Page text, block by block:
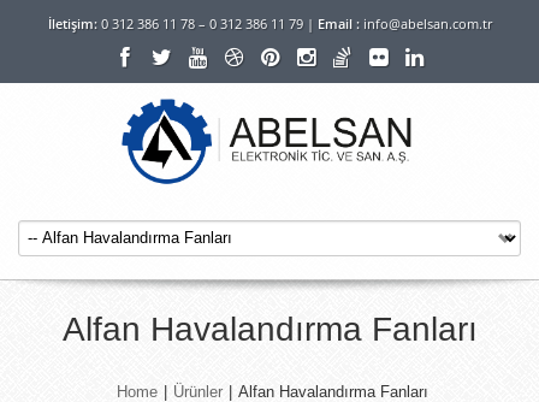
İletişim:0 312 386 11 78 – 0 312 386 11 79 | Email : info@abelsan.com.tr
Alfan Havalandırma Fanları
Home Ürünler Alfan Havalandırma Fanları